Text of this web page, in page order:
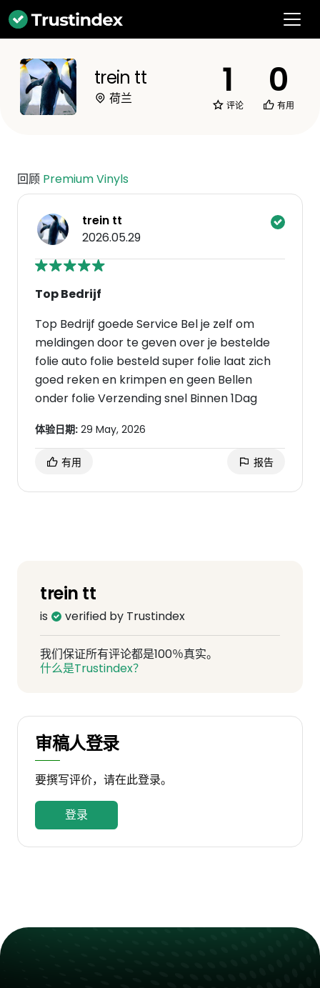
trein tt
荷兰 1
评论
0
有用
回顾 Premium Vinyls
trein tt
2026.05.29
Top Bedrijf
Top Bedrijf goede Service Bel je zelf om
meldingen door te geven over je bestelde
folie auto folie besteld super folie laat zich
goed reken en krimpen en geen Bellen
onder folie Verzending snel Binnen 1Dag
体验日期: 29 May, 2026
有用 报告
trein tt
is verified by Trustindex
我们保证所有评论都是100％真实。
什么是Trustindex？
审稿人登录
要撰写评价，请在此登录。
登录